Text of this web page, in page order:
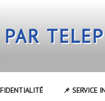
📌 SERVICE